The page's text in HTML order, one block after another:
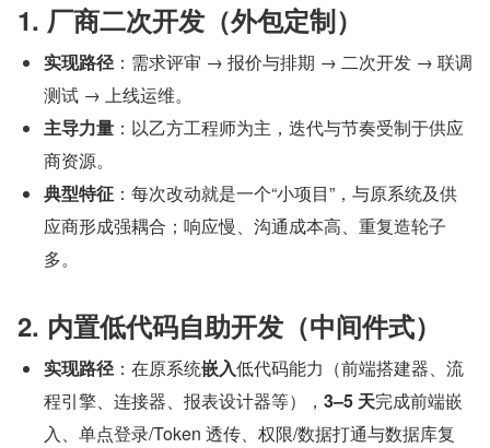
1. 厂商二次开发（外包定制）
实现路径：需求评审 → 报价与排期 → 二次开发 → 联调
测试 → 上线运维。
主导力量 ：以乙方工程师为主，迭代与节奏受制于供应
商资源。
典型特征 ：每次改动就是一个“小项目”，与原系统及供
应商形成强耦合；响应慢、沟通成本高、重复造轮子
多。
2. 内置低代码自助开发（中间件式）
实现路径：在原系统嵌入低代码能力（前端搭建器、流
程引擎、连接器、报表设计器等）， 3–5 天完成前端嵌
入、单点登录/Token 透传、权限/数据打通与数据库复